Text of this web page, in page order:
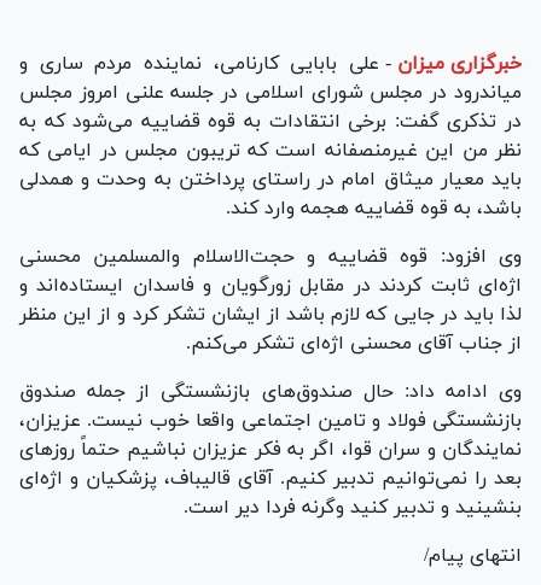
خبرگزاری میزان - علی بابایی کارنامی، نماینده مردم ساری و
میاندرود در مجلس شورای اسلامی در جلسه علنی امروز مجلس
در تذکری گفت: برخی انتقادات به قوه قضاییه می‌شود که به
نظر من این غیرمنصفانه است که تریبون مجلس در ایامی که
باید معیار میثاق امام در راستای پرداختن به وحدت و همدلی
باشد، به قوه قضاییه هجمه وارد کند.
وی افزود: قوه قضاییه و حجت‌الاسلام والمسلمین محسنی
اژه‌ای ثابت کردند در مقابل زورگویان و فاسدان ایستاده‌اند و
لذا باید در جایی که لازم باشد از ایشان تشکر کرد و از این منظر
از جناب آقای محسنی اژه‌ای تشکر می‌کنم.
وی ادامه داد: حال صندوق‌های بازنشستگی از جمله صندوق
بازنشستگی فولاد و تامین اجتماعی واقعا خوب نیست. عزیزان،
نمایندگان و سران قوا، اگر به فکر عزیزان نباشیم حتماً روز‌های
بعد را نمی‌توانیم تدبیر کنیم. آقای قالیباف، پزشکیان و اژه‌ای
بنشینید و تدبیر کنید وگرنه فردا دیر است.
انتهای پیام/